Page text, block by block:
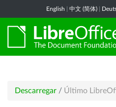
English 中文 (简体)
Descarregar / Último